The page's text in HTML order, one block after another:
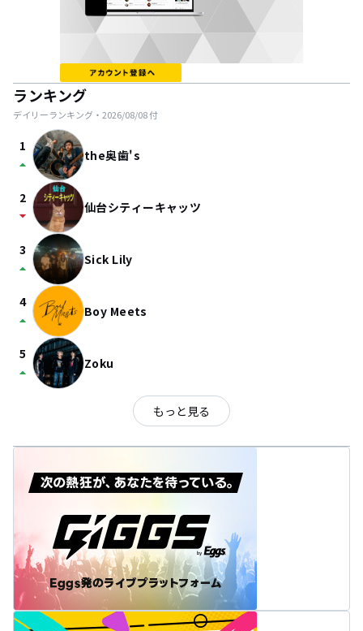
ランキング
デイリーランキング・ 2026/08/08付
1
arrow_drop_up the奥歯's
2
arrow_drop_down 仙台シティーキャッツ
3
arrow_drop_up Sick Lily
4
arrow_drop_up Boy Meets
5
arrow_drop_up Zoku
もっと見る